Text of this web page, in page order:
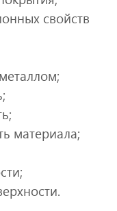
свойств
материала;